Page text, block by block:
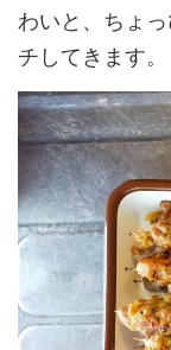
わいと、ちょ
チしてきます。